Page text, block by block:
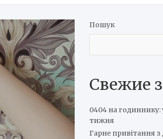
Пошук
Свежие
0404 на годиннику:
тижня
Гарне привітання